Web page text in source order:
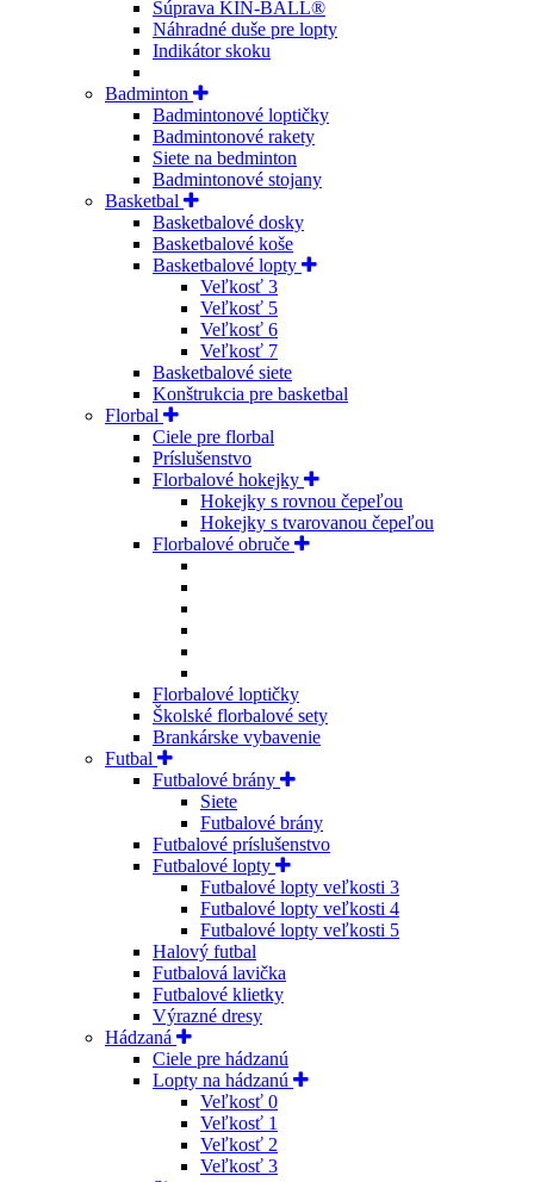
Súprava KIN-BALL®
Náhradné duše pre lopty
Indikátor skoku
Badminton
Badmintonové loptičky
Badmintonové rakety
Siete na bedminton
Badmintonové stojany
Basketbal
Basketbalové dosky
Basketbalové koše
Basketbalové lopty
Veľkosť 3
Veľkosť 5
Veľkosť 6
Veľkosť 7
Basketbalové siete
Konštrukcia pre basketbal
Florbal
Ciele pre florbal
Príslušenstvo
Florbalové hokejky
Hokejky s rovnou čepeľou
Hokejky s tvarovanou čepeľou
Florbalové obruče
Florbalové loptičky
Školské florbalové sety
Brankárske vybavenie
Futbal
Futbalové brány
Siete
Futbalové brány
Futbalové príslušenstvo
Futbalové lopty
Futbalové lopty veľkosti 3
Futbalové lopty veľkosti 4
Futbalové lopty veľkosti 5
Halový futbal
Futbalová lavička
Futbalové klietky
Výrazné dresy
Hádzaná
Ciele pre hádzanú
Lopty na hádzanú
Veľkosť 0
Veľkosť 1
Veľkosť 2
Veľkosť 3